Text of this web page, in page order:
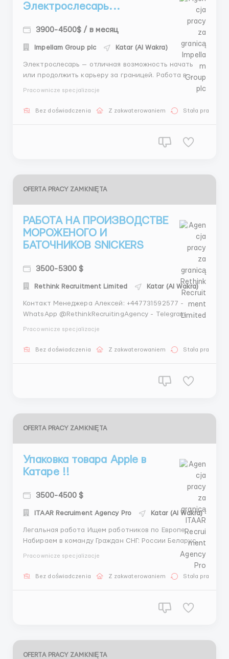
Электрослесарь...
3900-4500$ / в месяц
Impellam Group plc Katar (Al Wakra)
Электрослесарь — отличная возможность начать
или продолжить карьеру за границей. Работа в
как для мужчин, так и для женщин. Приятный
Pracownicze specjalizacje
Bez doświadczenia Z zakwaterowaniem Stała praca
OFERTA PRACY ZAMKNIĘTA
РАБОТА НА ПРОИЗВОДСТВЕ
МОРОЖЕНОГО И
БАТОЧНИКОВ SNICKERS
3500-5300 $
Rethink Recruitment Limited Katar (Al Wakra)
Контакт Менеджера Алексей: +447731592577 -
WhatsApp @RethinkRecruitingAgency - Telegram
Кыргызстан. Проживание:Проживание оплачиваеться
Pracownicze specjalizacje
Bez doświadczenia Z zakwaterowaniem Stała praca
OFERTA PRACY ZAMKNIĘTA
Упаковка товара Apple в
Катаре !!
3500-4500 $
ITAAR Recruiment Agency Pro Katar (Al Wakra)
Легальная работа Ищем работников по Европе
Набираем в команду Граждан СНГ: России Беларусь
Казахстана Кыргызстана Азербайджана Топ условия
по жильё и питанию , авиабилеты от работодателя
Pracownicze specjalizacje
Bez doświadczenia Z zakwaterowaniem Stała praca
OFERTA PRACY ZAMKNIĘTA